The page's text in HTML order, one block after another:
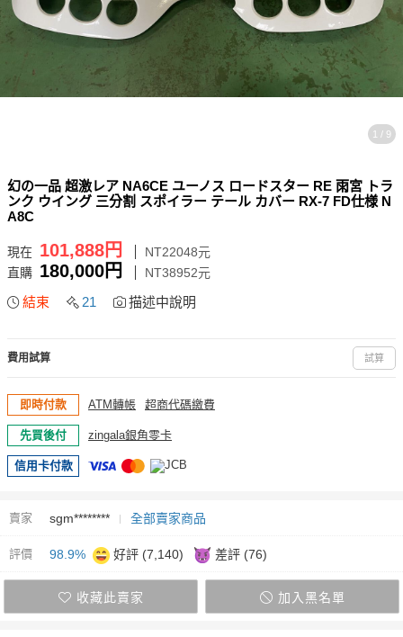
1 / 9
幻の一品 超激レア NA6CE ユーノス ロードスター RE 雨宮 トラ
ンク ウイング 三分割 スポイラー テール カバー RX-7 FD仕様 N
A8C
現在 101,888円
NT22048元
直購 180,000円 NT38952元
結束 21 描述中說明
費用試算 試算
即時付款 ATM轉帳 超商代碼繳費
先買後付 zingala銀角零卡
信用卡付款
賣家 sgm******** 全部賣家商品
評價 98.9% 好評 (7,140) 差評 (76)
收藏此賣家 加入黑名單